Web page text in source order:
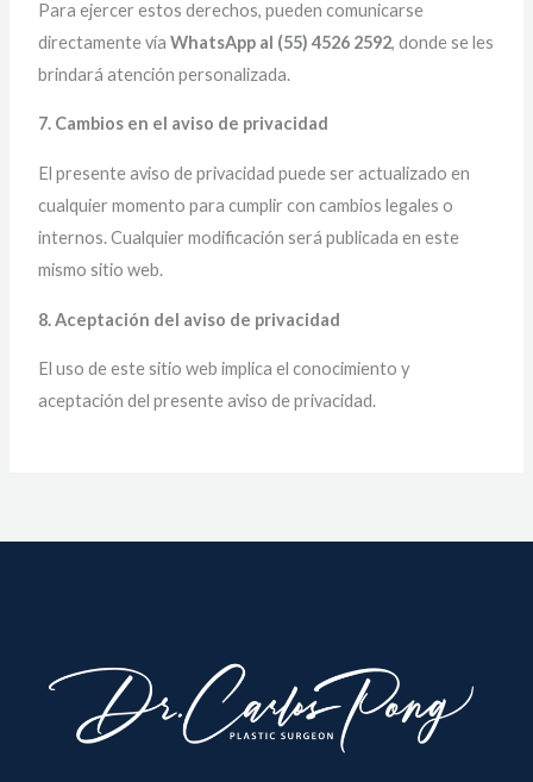
Para ejercer estos derechos, pueden comunicarse
directamente víaWhatsApp al (55) 4526 2592, donde se les
brindará atención personalizada.
7. Cambios en el aviso de privacidad
El presente aviso de privacidad puede ser actualizado en
cualquier momento para cumplir con cambios legales o
internos. Cualquier modificación será publicada en este
mismo sitio web.
8. Aceptación del aviso de privacidad
El uso de este sitio web implica el conocimiento y
aceptación del presente aviso de privacidad.